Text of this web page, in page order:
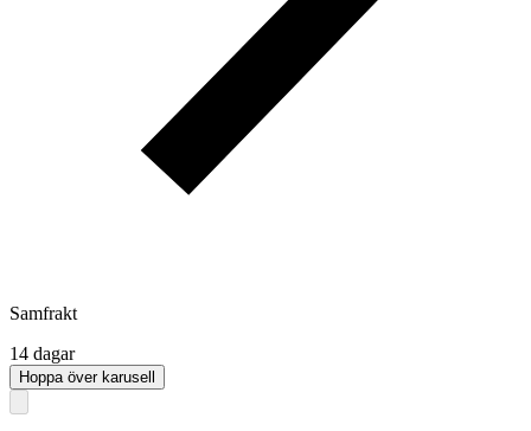
Samfrakt
14 dagar
Hoppa över karusell